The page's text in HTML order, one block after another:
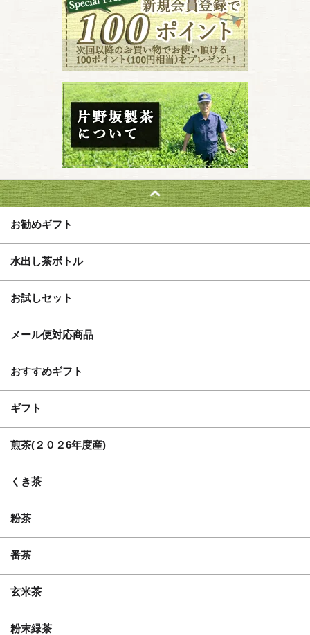
お勧めギフト
水出し茶ボトル
お試しセット
メール便対応商品
おすすめギフト
ギフト
煎茶(２０２6年度産)
くき茶
粉茶
番茶
玄米茶
粉末緑茶